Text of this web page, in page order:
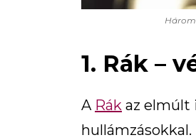
1. Rák –
A Rák az elmúlt